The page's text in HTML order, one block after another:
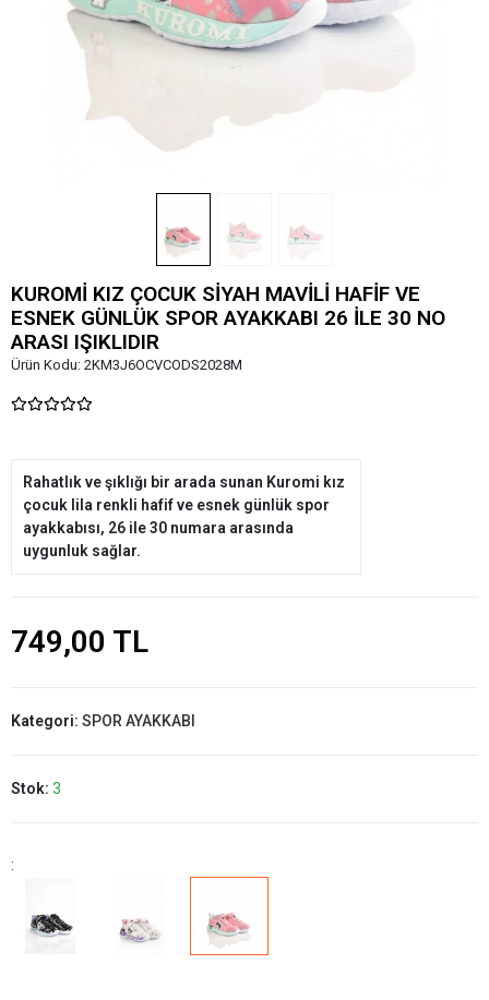
KUROMİ KIZ ÇOCUK SİYAH MAVİLİ HAFİF VE
ESNEK GÜNLÜK SPOR AYAKKABI 26 İLE 30 NO
ARASI IŞIKLIDIR
Ürün Kodu: 2KM3J6OCVCODS2028M
Rahatlık ve şıklığı bir arada sunan Kuromi kız
çocuk lila renkli hafif ve esnek günlük spor
ayakkabısı, 26 ile 30 numara arasında
uygunluk sağlar.
749,00 TL
Kategori: SPOR AYAKKABI
Stok: 3
: